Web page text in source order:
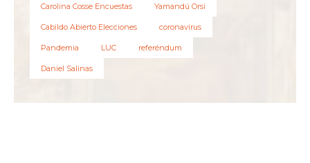
Carolina Cosse Encuestas Yamandú Orsi
Cabildo Abierto Elecciones coronavirus
Pandemia LUC referéndum
Daniel Salinas